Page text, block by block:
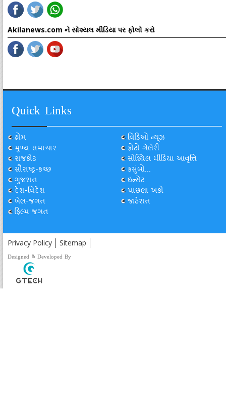
Akilanews.com ને સોશ્યલ મીડિયા પર ફોલો કરો
Quick Links
હોમ
મુખ્ય સમાચાર
રાજકોટ
સૌરાષ્ટ્ર-કચ્છ
ગુજરાત
દેશ-વિદેશ
ખેલ-જગત
ફિલ્મ જગત
વિડિઓ ન્યૂઝ
ફોટો ગેલેરી
સોશ્યિલ મીડિયા આવૃત્તિ
કસુંબો...
ઇન્સેટ
પાછલા અંકો
જાહેરાત
Privacy Policy Sitemap
Designed & Developed By